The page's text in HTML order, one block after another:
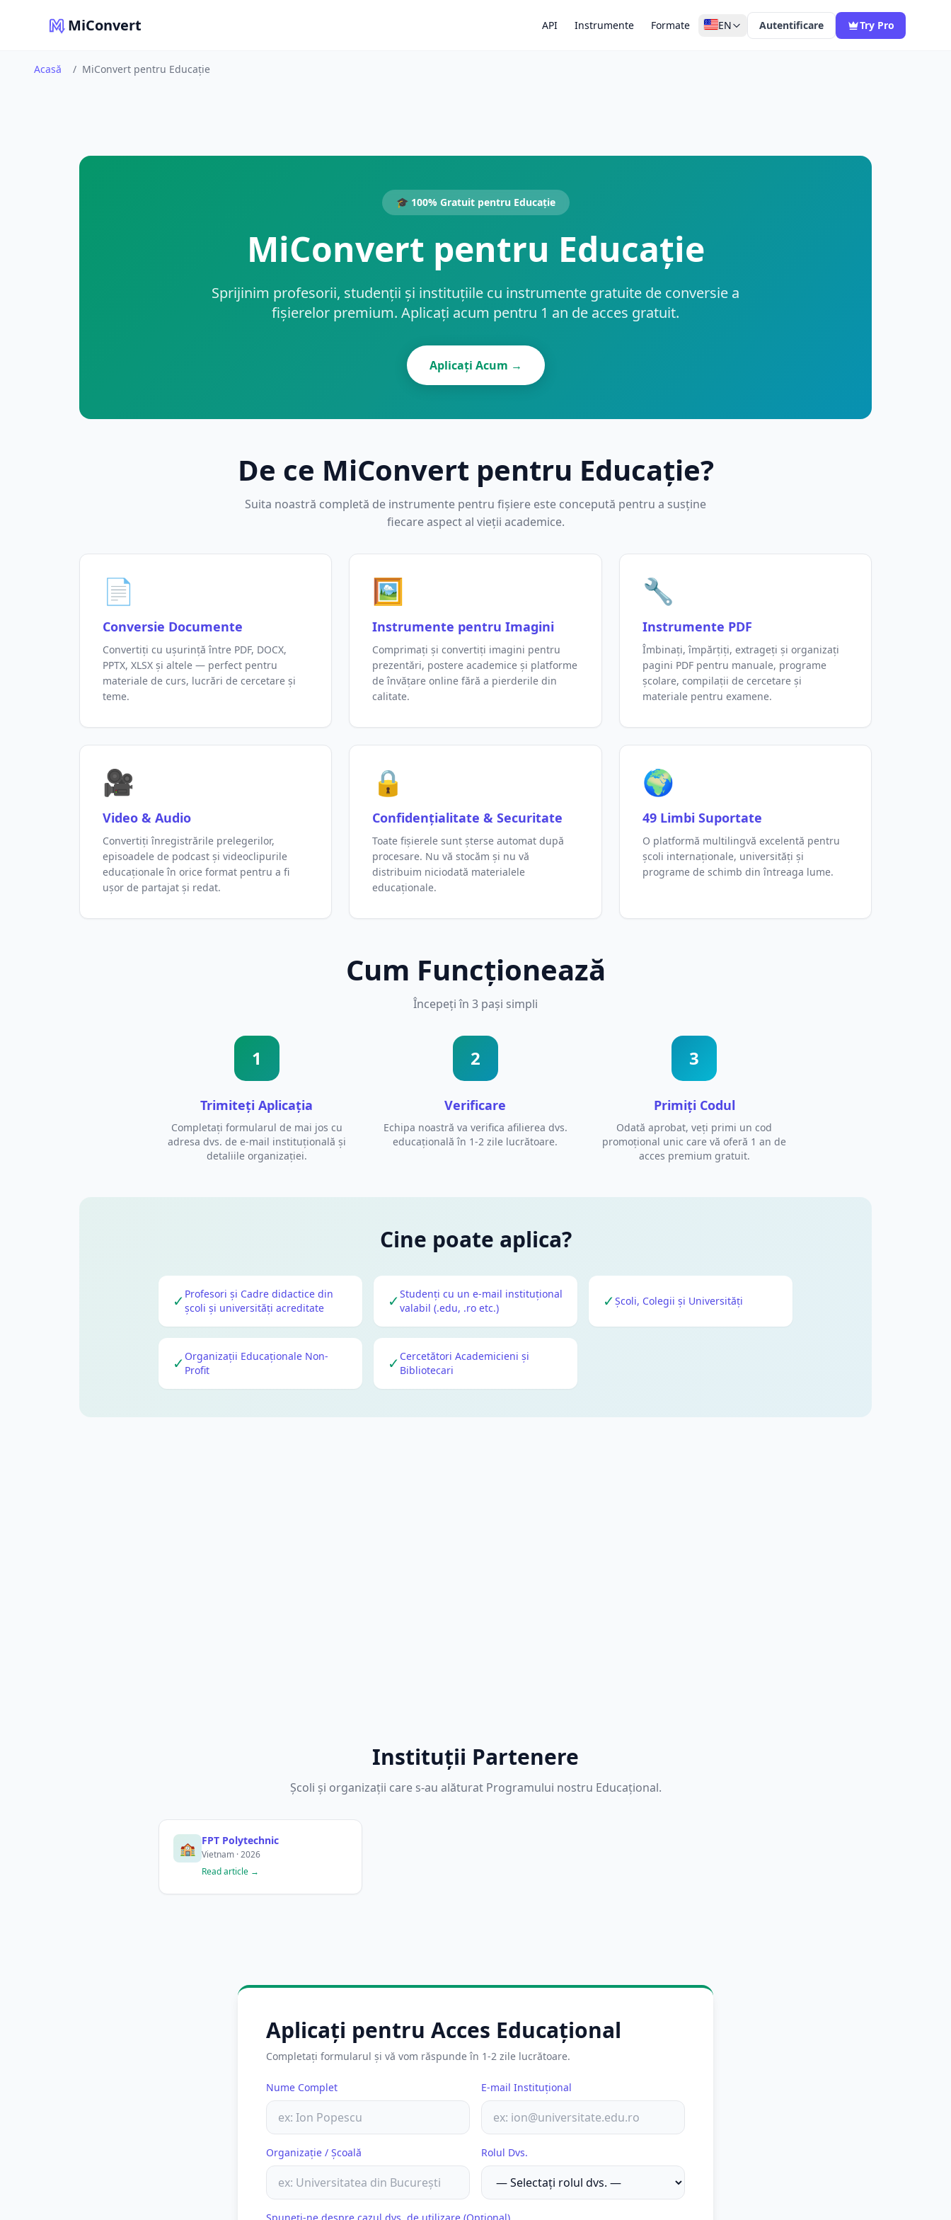
MiConvert API Instrumente Formate EN Autentificare Try Pro
Acasă / MiConvert pentru Educație
🎓 100% Gratuit pentru Educație
MiConvert pentru Educație
Sprijinim profesorii, studenții și instituțiile cu instrumente gratuite de conversie a
fișierelor premium. Aplicați acum pentru 1 an de acces gratuit.
Aplicați Acum →
De ce MiConvert pentru Educație?
Suita noastră completă de instrumente pentru fișiere este concepută pentru a susține
fiecare aspect al vieții academice.
📄
Conversie Documente
Convertiți cu ușurință între PDF, DOCX,
PPTX, XLSX și altele — perfect pentru
materiale de curs, lucrări de cercetare și
teme.
🖼️
Instrumente pentru Imagini
Comprimați și convertiți imagini pentru
prezentări, postere academice și platforme
de învățare online fără a pierderile din
calitate.
🔧
Instrumente PDF
Îmbinați, împărțiți, extrageți și organizați
pagini PDF pentru manuale, programe
școlare, compilații de cercetare și
materiale pentru examene.
🎥
Video & Audio
Convertiți înregistrările prelegerilor,
episoadele de podcast și videoclipurile
educaționale în orice format pentru a fi
ușor de partajat și redat.
🔒
Confidențialitate & Securitate
Toate fișierele sunt șterse automat după
procesare. Nu vă stocăm și nu vă
distribuim niciodată materialele
educaționale.
🌍
49 Limbi Suportate
O platformă multilingvă excelentă pentru
școli internaționale, universități și
programe de schimb din întreaga lume.
Cum Funcționează
Începeți în 3 pași simpli
1
Trimiteți Aplicația
Completați formularul de mai jos cu
adresa dvs. de e-mail instituțională și
detaliile organizației.
2
Verificare
Echipa noastră va verifica afilierea dvs.
educațională în 1-2 zile lucrătoare.
3
Primiți Codul
Odată aprobat, veți primi un cod
promoțional unic care vă oferă 1 an de
acces premium gratuit.
Cine poate aplica?
✓ Profesori și Cadre didactice din
școli și universități acreditate
✓Studenți cu un e-mail instituțional
valabil (.edu, .ro etc.)
✓Școli, Colegii și Universități
✓ Organizații Educaționale Non-
Profit
✓ Cercetători Academicieni și
Bibliotecari
Instituții Partenere
Școli și organizații care s-au alăturat Programului nostru Educațional.
🏫 FPT Polytechnic
Vietnam · 2026
Read article →
Aplicați pentru Acces Educațional
Completați formularul și vă vom răspunde în 1-2 zile lucrătoare.
Nume Complet E-mail Instituțional
Organizație / Școală Rolul Dvs.